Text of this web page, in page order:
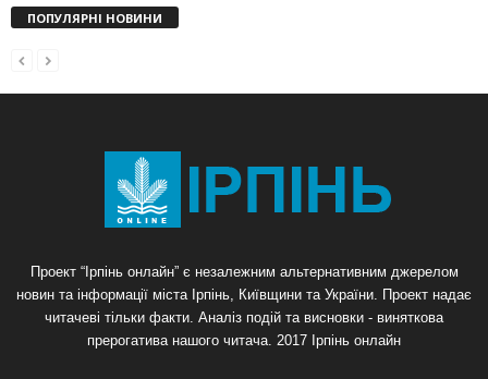
ПОПУЛЯРНІ НОВИНИ
Проект “Ірпінь онлайн” є незалежним альтернативним джерелом
новин та інформації міста Ірпінь, Київщини та України. Проект надає
читачеві тільки факти. Аналіз подій та висновки - виняткова
прерогатива нашого читача. 2017 Ірпінь онлайн